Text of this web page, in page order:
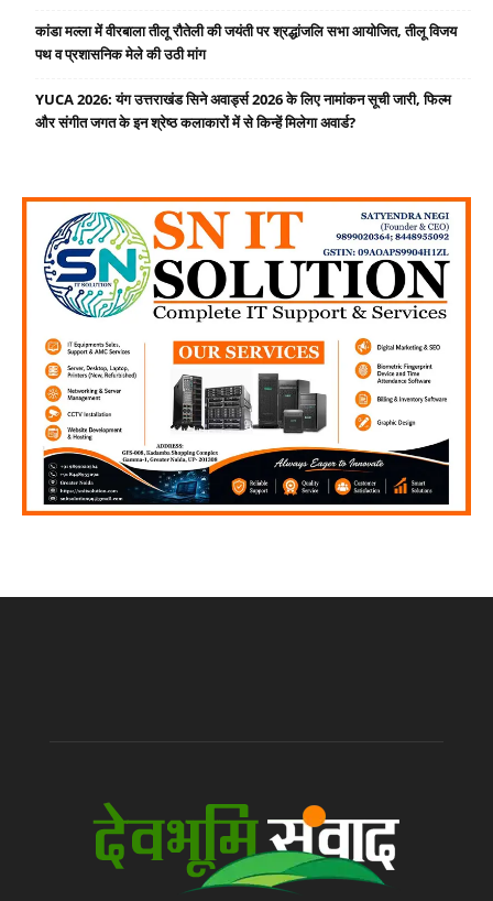
कांडा मल्ला में वीरबाला तीलू रौतेली की जयंती पर श्रद्धांजलि सभा आयोजित, तीलू विजय
पथ व प्रशासनिक मेले की उठी मांग
YUCA 2026: यंग उत्तराखंड सिने अवार्ड्स 2026 के लिए नामांकन सूची जारी, फिल्म
और संगीत जगत के इन श्रेष्ठ कलाकारों में से किन्हें मिलेगा अवार्ड?